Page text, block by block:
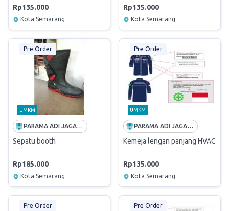
Rp135.000
Kota Semarang
Rp135.000
Kota Semarang
Pre Order
UMKM
PARAMA ADI JAGADDHITA
Sepatu booth
Rp185.000
Kota Semarang
Pre Order
UMKM
PARAMA ADI JAGADDHITA
Kemeja lengan panjang HVAC
Rp135.000
Kota Semarang
Pre Order Pre Order